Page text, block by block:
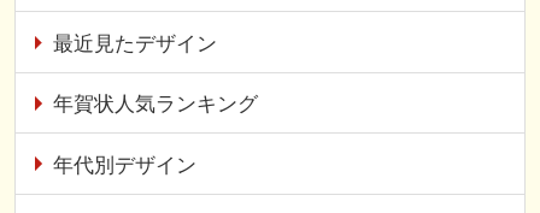
最近見たデザイン
年賀状人気ランキング
年代別デザイン